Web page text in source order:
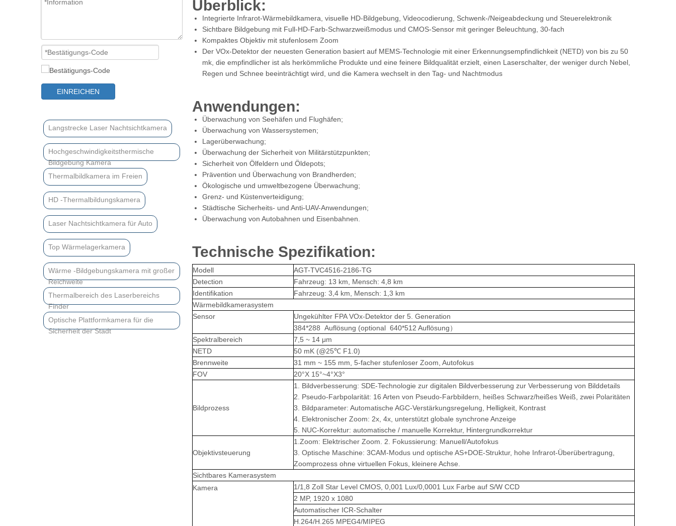
EINREICHEN
Langstrecke Laser Nachtsichtkamera
Hochgeschwindigkeitsthermische
Bildgebung Kamera
Thermalbildkamera im Freien
HD -Thermalbildungskamera
Laser Nachtsichtkamera für Auto
Top Wärmelagerkamera
Wärme -Bildgebungskamera mit großer
Reichweite
Thermalbereich des Laserbereichs
Finder
Optische Plattformkamera für die
Sicherheit der Stadt
Überblick:
Integrierte Infrarot-Wärmebildkamera, visuelle HD-Bildgebung, Videocodierung, Schwenk-/Neigeabdeckung und Steuerelektronik
Sichtbare Bildgebung mit Full-HD-Farb-Schwarzweißmodus und CMOS-Sensor mit geringer Beleuchtung, 30-fach
Kompaktes Objektiv mit stufenlosem Zoom
Der VOx-Detektor der neuesten Generation basiert auf MEMS-Technologie mit einer Erkennungsempfindlichkeit (NETD) von bis zu 50
mk, die empfindlicher ist als herkömmliche Produkte und eine feinere Bildqualität erzielt, einen Laserschalter, der weniger durch Nebel,
Regen und Schnee beeinträchtigt wird, und die Kamera wechselt in den Tag- und Nachtmodus
Anwendungen:
Überwachung von Seehäfen und Flughäfen;
Überwachung von Wassersystemen;
Lagerüberwachung;
Überwachung der Sicherheit von Militärstützpunkten;
Sicherheit von Ölfeldern und Öldepots;
Prävention und Überwachung von Brandherden;
Ökologische und umweltbezogene Überwachung;
Grenz- und Küstenverteidigung;
Städtische Sicherheits- und Anti-UAV-Anwendungen;
Überwachung von Autobahnen und Eisenbahnen.
Technische Spezifikation:
Modell
AGT-TVC4516-2186-TG
Detection
Fahrzeug: 13 km, Mensch: 4,8 km
Identifikation
Fahrzeug: 3,4 km, Mensch: 1,3 km
Wärmebildkamerasystem
Sensor
Ungekühlter FPA VOx-Detektor der 5. Generation
384*288 Auflösung (optional 640*512 Auflösung）
Spektralbereich
7,5 ~ 14 μm
NETD
50 mK (@25℃ F1.0)
Brennweite
31 mm ~ 155 mm, 5-facher stufenloser Zoom, Autofokus
FOV
20°X 15°~4°X3°
Bildprozess
1. Bildverbesserung: SDE-Technologie zur digitalen Bildverbesserung zur Verbesserung von Bilddetails
2. Pseudo-Farbpolarität: 16 Arten von Pseudo-Farbbildern, heißes Schwarz/heißes Weiß, zwei Polaritäten
3. Bildparameter: Automatische AGC-Verstärkungsregelung, Helligkeit, Kontrast
4. Elektronischer Zoom: 2x, 4x, unterstützt globale synchrone Anzeige
5. NUC-Korrektur: automatische / manuelle Korrektur, Hintergrundkorrektur
Objektivsteuerung
1.Zoom: Elektrischer Zoom. 2. Fokussierung: Manuell/Autofokus
3. Optische Maschine: 3CAM-Modus und optische AS+DOE-Struktur, hohe Infrarot-Überübertragung,
Zoomprozess ohne virtuellen Fokus, kleinere Achse.
Sichtbares Kamerasystem
Kamera
1/1,8 Zoll Star Level CMOS, 0,001 Lux/0,0001 Lux Farbe auf S/W CCD
2 MP, 1920 x 1080
Automatischer ICR-Schalter
H.264/H.265 MPEG4/MIPEG